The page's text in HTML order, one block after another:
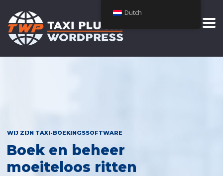
WIJ ZIJN TAXI-BOEKINGSSOFTWARE
Boek en beheer
moeiteloos ritten
Dutch